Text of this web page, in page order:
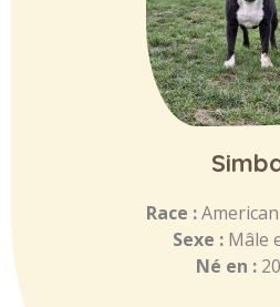
Race :
Sexe : Mâle
Né en :